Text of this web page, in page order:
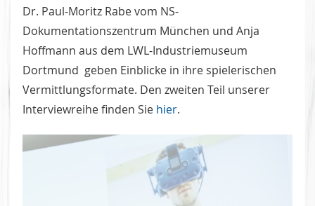
Dr. Paul-Moritz Rabe vom NS-
Dokumentationszentrum München und Anja
Hoffmann aus dem LWL-Industriemuseum
Dortmund geben Einblicke in ihre spielerischen
Vermittlungsformate. Den zweiten Teil unserer
Interviewreihe finden Sie hier.